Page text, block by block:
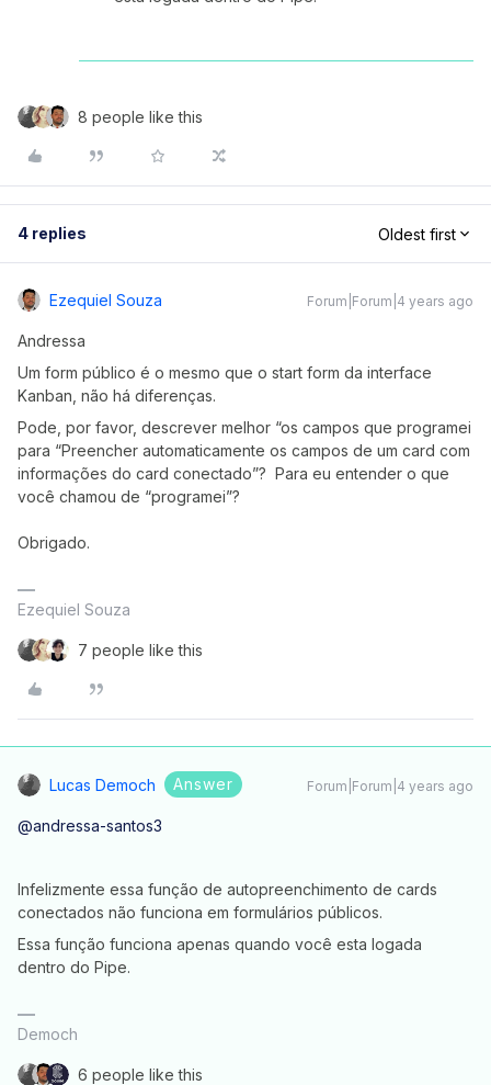
8 people like this
4 replies Oldest first
Ezequiel Souza Forum|Forum|4 years ago
Andressa
Um form público é o mesmo que o start form da interface
Kanban, não há diferenças.
Pode, por favor, descrever melhor “os campos que programei
para “Preencher automaticamente os campos de um card com
informações do card conectado”? Para eu entender o que
você chamou de “programei”?
Obrigado.
Ezequiel Souza
7 people like this
Lucas Democh Answer Forum|Forum|4 years ago
@andressa-santos3
Infelizmente essa função de autopreenchimento de cards
conectados não funciona em formulários públicos.
Essa função funciona apenas quando você esta logada
dentro do Pipe.
Democh
6 people like this